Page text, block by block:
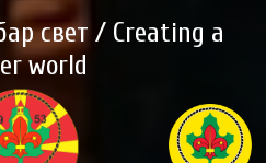
свет / Creating a
world